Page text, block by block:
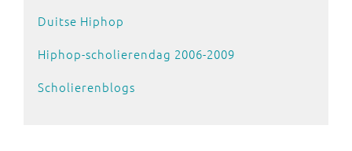
Duitse Hiphop
Hiphop-scholierendag 2006-2009
Scholierenblogs